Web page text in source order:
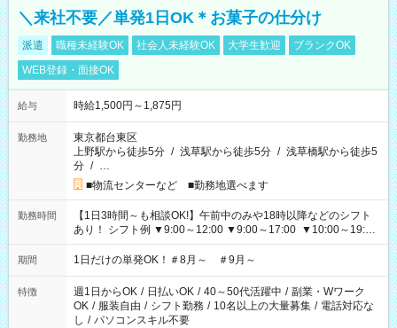
＼来社不要／単発1日OK＊お菓子の仕分け
派遣 職種未経験OK 社会人未経験OK 大学生歓迎
ブランクOK
WEB登録・面接OK
給与 時給1,500円～1,875円
勤務地
東京都台東区
上野駅から徒歩5分 / 浅草駅から徒歩5分 / 浅草橋駅から徒歩5
分 / …
■物流センターなど ■勤務地選べます
勤務時間
【1日3時間～も相談OK!】午前中のみや18時以降などのシフト
あり！ シフト例 ▼9:00～12:00 ▼9:00～17:00 ▼10:00～19:00
▼18:00～21:00
期間 1日だけの単発OK！＃8月～ ＃9月～
特徴 週1日からOK / 日払いOK / 40～50代活躍中 / 副業・Wワーク
OK / 服装自由 / シフト勤務 / 10名以上の大量募集 / 電話対応な
し / パソコンスキル不要